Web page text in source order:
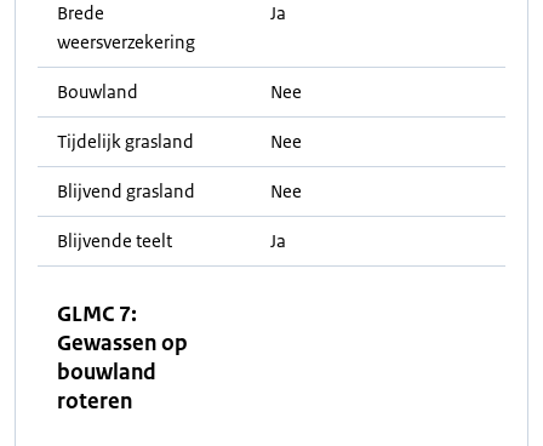
Brede
weersverzekering
Ja
Bouwland Nee
Tijdelijk grasland Nee
Blijvend grasland Nee
Blijvende teelt Ja
GLMC 7:
Gewassen op
bouwland
roteren